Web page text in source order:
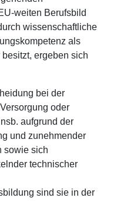
weiten Berufsbild
wissenschaftliche
als
ergeben sich
bei der
oder
aufgrund der
und zunehmender
sowie sich
technischer
sind sie in der